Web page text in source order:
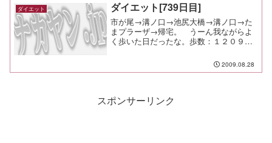
ダイエット ダイエット[739日目]
市が尾→溝ノ口→池尻大橋→溝ノ口→た
まプラーザ→帰宅。 うーん我ながらよ
く歩いた日だったな。歩数：１２０９４
ｋｍ／ｈ）携帯をＧショック携帯に変え
た。 ＲＵＮ＆ＷＡＬＫを試してみる。
2009.08.28
スポンサーリンク